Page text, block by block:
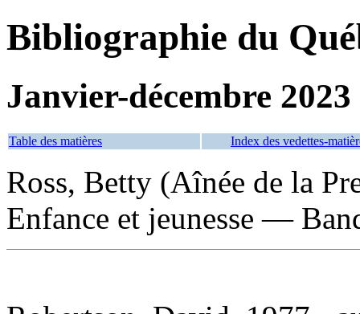
Bibliographie du
Janvier-décembre 2023
Table des matières Index des vedettes-
Ross, Betty (Aînée de la
Enfance et jeunesse —